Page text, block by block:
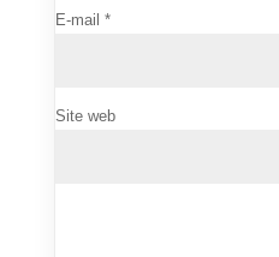
E-mail *
Site web